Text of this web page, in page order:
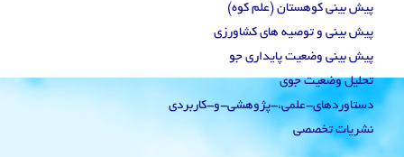
پیش بینی کوهستان (علم کوه)
پیش بینی و توصیه های کشاورزی
پیش بینی وضعیت پایداری جو
تحلیل وضعیت جوی
دستاوردهای-علمی،-پژوهشی-و-کاربردی
نشریات تخصصی